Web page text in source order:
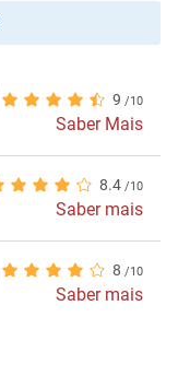
9
Saber Mais
8.4
Saber mais
8
Saber mais